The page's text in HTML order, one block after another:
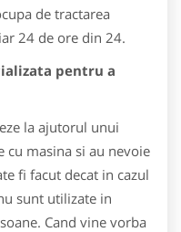
de tractarea
24 de ore din 24.
pentru a
la ajutorul unui
cu masina si au nevoie
fi facut decat in cazul
sunt utilizate in
Cand vine vorba